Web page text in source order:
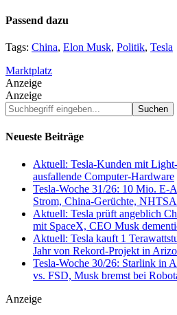
Passend dazu
Tags: China, Elon Musk, Politik, Tesla
Marktplatz
Anzeige
Anzeige
Suchbegriff
eingeben...
Neueste Beiträge
Aktuell: Tesla-Kunden mit
ausfallende Computer-Hardware
Tesla-Woche 31/26: 10 Mio. E-
Strom, China-Gerüchte,
Aktuell: Tesla prüft angeblich
mit SpaceX, CEO Musk
Aktuell: Tesla kauft 1
Jahr von Rekord-Projekt in
Tesla-Woche 30/26: Starlink in
vs. FSD, Musk bremst bei
Anzeige